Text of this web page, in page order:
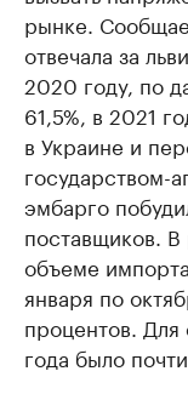
рынке.
отвечала за
2020 году, по
61,5%, в 2021
в Украине и
государством-
эмбарго
поставщиков. В
объеме
января по
процентов.
года было